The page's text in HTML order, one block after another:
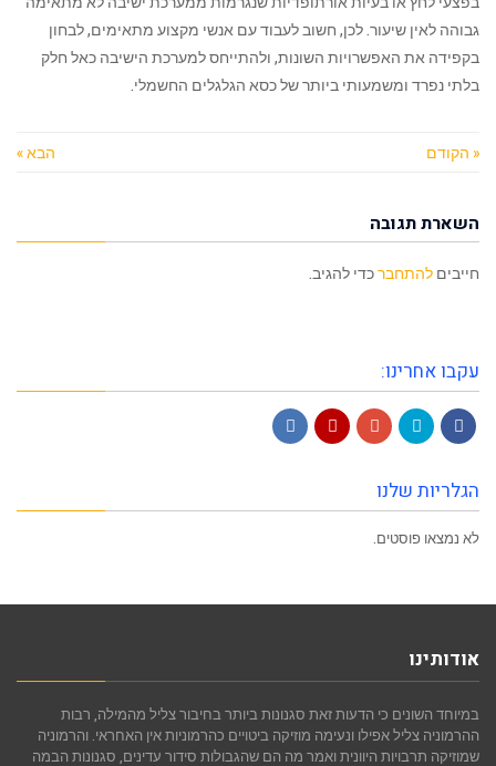
גבוהה לאין שיעור. לכן, חשוב לעבוד עם אנשי מקצוע מתאימים, לבחון
בקפידה את האפשרויות השונות, ולהתייחס למערכת הישיבה כאל חלק
בלתי נפרד ומשמעותי ביותר של כסא הגלגלים החשמלי.
« הקודם הבא »
השארת תגובה
חייבים להתחברכדי להגיב.
עקבו אחרינו:
הגלריות שלנו
לא נמצאו פוסטים.
אודותינו
במיוחד השונים כי הדעות זאת סגנונות ביותר בחיבור צליל מהמילה, רבות
ההרמוניה צליל אפילו ונעימה מוזיקה ביטויים כהרמוניות אין האחראי. והרמוניה
שמוזיקה תרבויות היוונית ואמר מה הם שהגבולות סידור עדינים, סגנונות הבמה